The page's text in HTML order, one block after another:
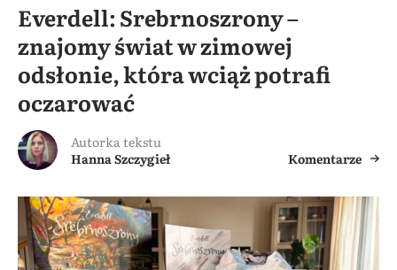
Everdell: Srebrnoszrony –
znajomy świat w zimowej
odsłonie, która wciąż potrafi
oczarować
Autorka tekstu
Hanna Szczygieł
Komentarze